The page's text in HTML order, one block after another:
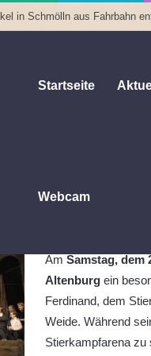
in Schmölln aus Fahrbahn
Startseite
Webcam
April in
AmSamstag, dem
Altenburg ein
Ferdinand, dem
Weide. Während
Stierkampfarena zu